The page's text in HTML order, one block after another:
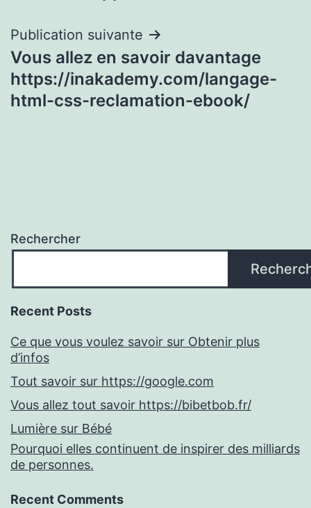
l’article
Publication suivante
Vous allez en savoir davantage
https://inakademy.com/langage-
html-css-reclamation-ebook/
Rechercher
Recent Posts
Ce que vous voulez savoir sur Obtenir plus
d’infos
Tout savoir sur https://google.com
Vous allez tout savoir https://bibetbob.fr/
Lumière sur Bébé
Pourquoi elles continuent de inspirer des milliards
de personnes.
Recent Comments